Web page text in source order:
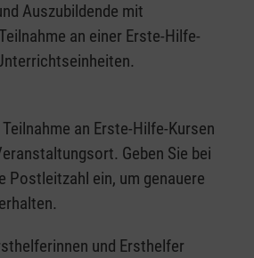
Auszubildende mit
an einer Erste-Hilfe-
an Erste-Hilfe-Kursen
Geben Sie bei
Postleitzahl ein, um genauere
und Ersthelfer